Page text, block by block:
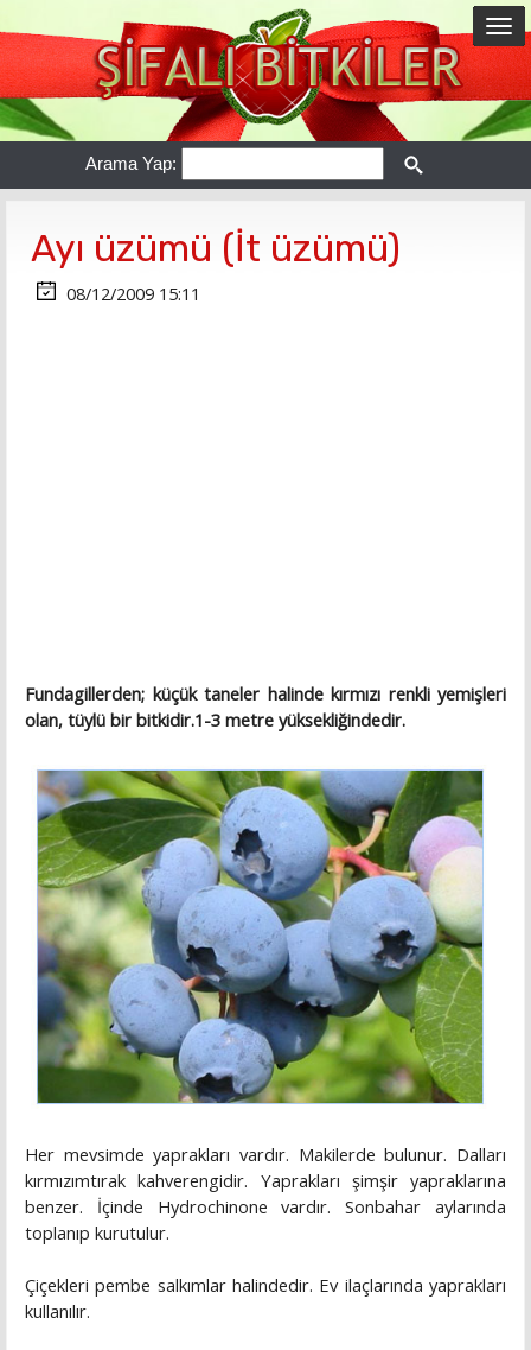
Arama Yap:
Ayı üzümü (İt üzümü)
08/12/2009 15:11
Fundagillerden; küçük taneler halinde kırmızı renkli yemişleri
olan, tüylü bir bitkidir.1-3 metre yüksekliğindedir.
Her mevsimde yaprakları vardır. Makilerde bulunur. Dalları
kırmızımtırak kahverengidir. Yaprakları şimşir yapraklarına
benzer. İçinde Hydrochinone vardır. Sonbahar aylarında
toplanıp kurutulur.
Çiçekleri pembe salkımlar halindedir. Ev ilaçlarında yaprakları
kullanılır.